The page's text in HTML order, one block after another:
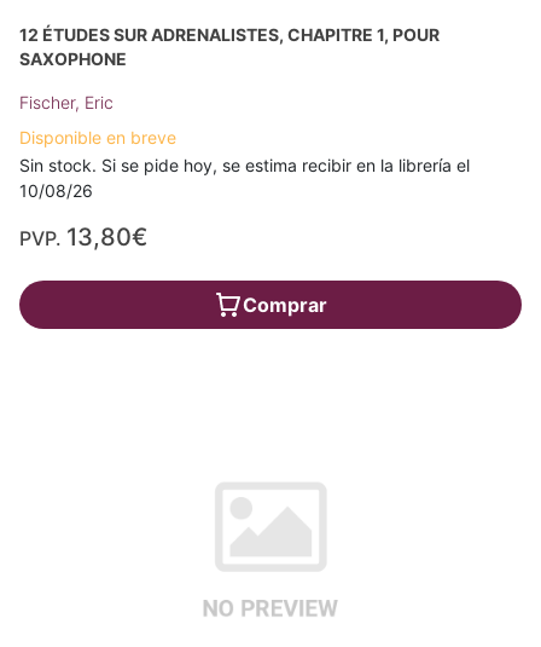
12 ÉTUDES SUR ADRENALISTES, CHAPITRE 1, POUR
SAXOPHONE
Fischer, Eric
Disponible en breve
Sin stock. Si se pide hoy, se estima recibir en la librería el
10/08/26
PVP. 13,80€
Comprar